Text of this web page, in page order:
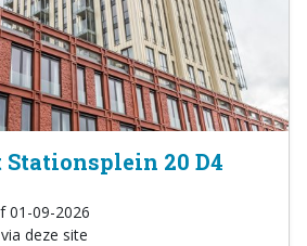
20 D4
01-09-2026
deze site